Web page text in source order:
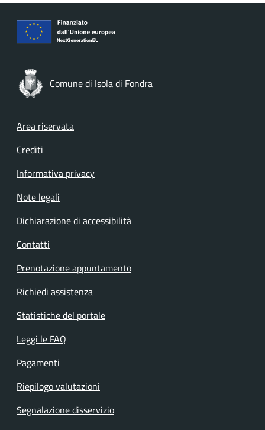
Comune di Isola di Fondra
Footer menu
Area riservata
Crediti
Informativa privacy
Note legali
Dichiarazione di accessibilità
Contatti
Prenotazione appuntamento
Richiedi assistenza
Statistiche del portale
Leggi le FAQ
Pagamenti
Riepilogo valutazioni
Segnalazione disservizio